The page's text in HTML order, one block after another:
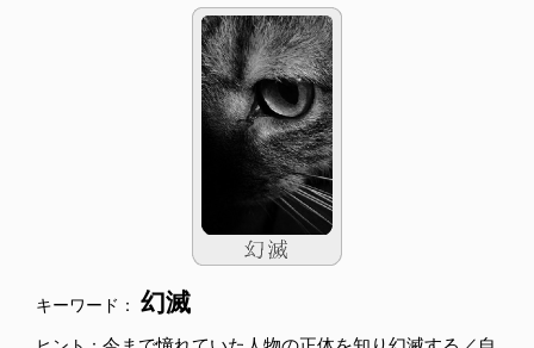
キーワード： 幻滅